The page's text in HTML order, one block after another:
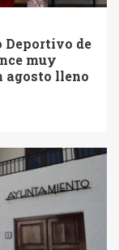
Deportivo de
muy
agosto lleno